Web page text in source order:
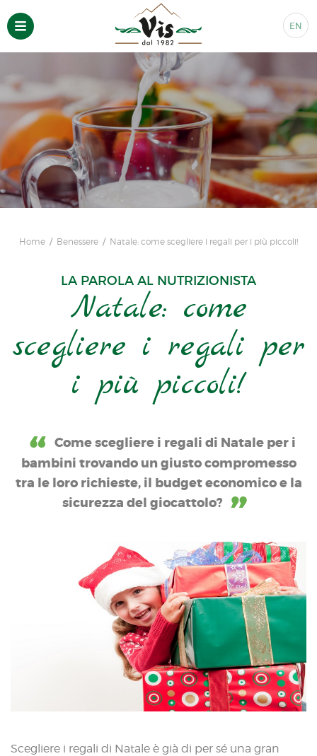
EN
Home Benessere Natale: come scegliere i regali per i più piccoli!
LA PAROLA AL NUTRIZIONISTA
Natale: come
scegliere i regali per
i più piccoli!
Come scegliere i regali di Natale per i
bambini trovando un giusto compromesso
tra le loro richieste, il budget economico e la
sicurezza del giocattolo?
Scegliere i regali di Natale è già di per sé una gran